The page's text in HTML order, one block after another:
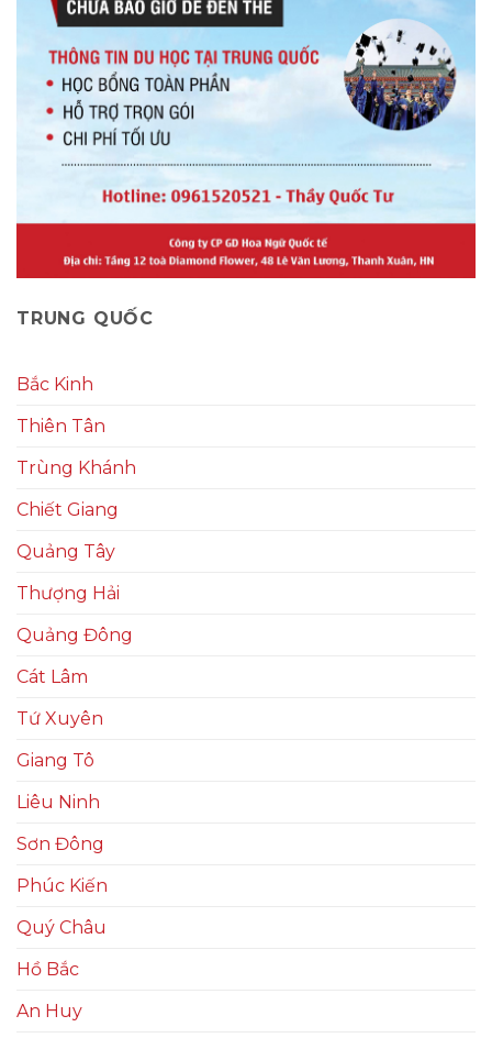
TRUNG QUỐC
Bắc Kinh
Thiên Tân
Trùng Khánh
Chiết Giang
Quảng Tây
Thượng Hải
Quảng Đông
Cát Lâm
Tứ Xuyên
Giang Tô
Liêu Ninh
Sơn Đông
Phúc Kiến
Quý Châu
Hồ Bắc
An Huy